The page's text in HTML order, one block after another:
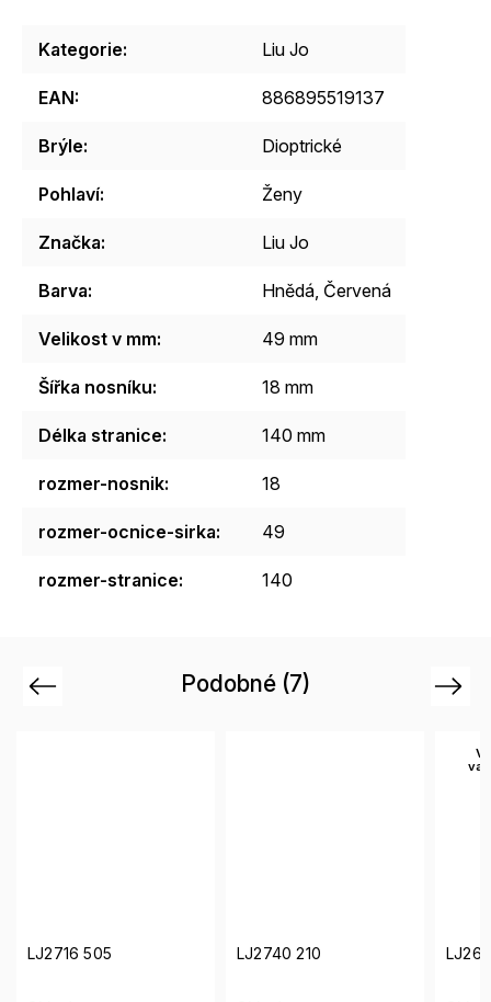
Kategorie: Liu Jo
EAN: 886895519137
Brýle: Dioptrické
Pohlaví: Ženy
Značka: Liu Jo
Barva: Hnědá Červená
Velikost v mm: 49 mm
Šířka nosníku: 18 mm
Délka stranice: 140 mm
rozmer-nosnik: 18
rozmer-ocnice-sirka: 49
rozmer-stranice: 140
Podobné (7)
Previous
LJ2740 210 LJ2662 255
Next